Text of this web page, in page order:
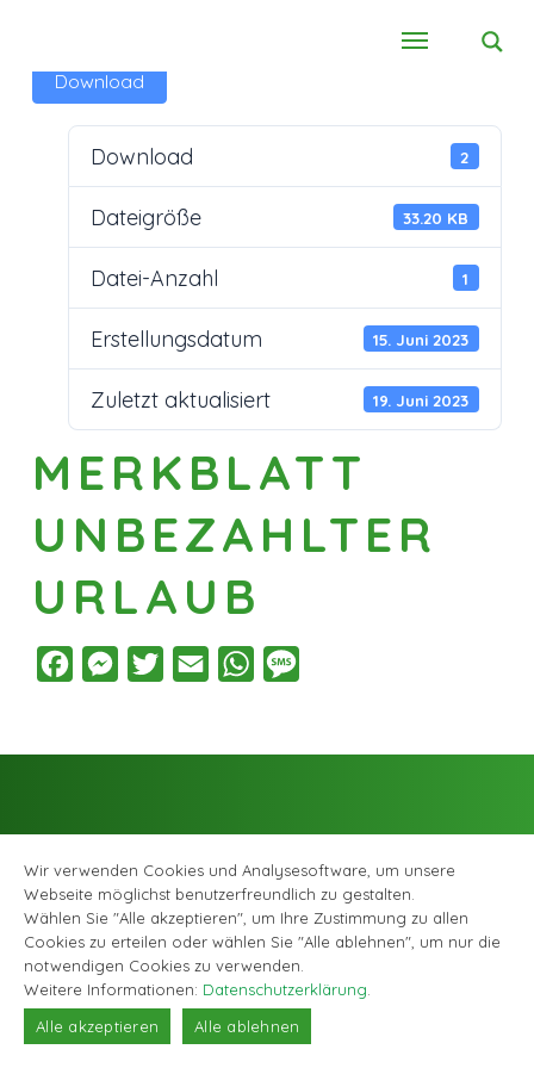
Download
Download 2
Dateigröße 33.20 KB
Datei-Anzahl 1
Erstellungsdatum 15. Juni 2023
Zuletzt aktualisiert 19. Juni 2023
MERKBLATT
UNBEZAHLTER
URLAUB
FacebookMessenger
Twitter Email WhatsApp
FacebookInstagram
© Musikschule Zollikofen Bremgarten, alle Rechte vorbehalten |
Datenschutzerklärung | Webagentur GABRIEL DESIGN
Wir verwenden Cookies und Analysesoftware, um unsere
Webseite möglichst benutzerfreundlich zu gestalten.
Wählen Sie "Alle akzeptieren", um Ihre Zustimmung zu allen
Cookies zu erteilen oder wählen Sie "Alle ablehnen", um nur die
notwendigen Cookies zu verwenden.
Weitere Informationen: Datenschutzerklärung
Alle akzeptieren
Alle ablehnen